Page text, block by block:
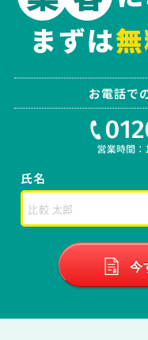
お電話で
氏名
今